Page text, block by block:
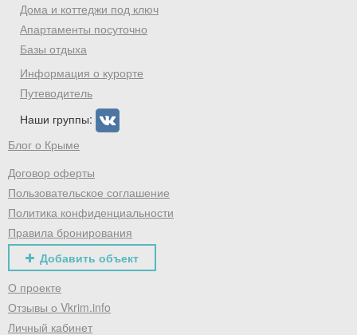
Дома и коттеджи под ключ
Апартаменты посуточно
Базы отдыха
Информация о курорте
Путеводитель
Наши группы:
Блог о Крыме
Договор оферты
Пользовательское соглашение
Политика конфиденциальности
Правила бронирования
Добавить объект
О проекте
Отзывы о Vkrim.info
Личный кабинет
Скидка −5%
Хочешь дешевле? Оставь почту и получи
промокод на первое бронирование!